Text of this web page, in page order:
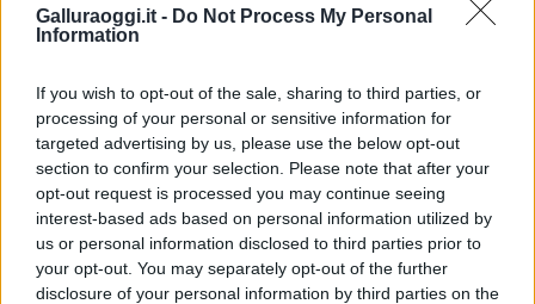
Galluraoggi.it - Do Not Process My Personal
Information
If you wish to opt-out of the sale, sharing to third parties, or
processing of your personal or sensitive information for
targeted advertising by us, please use the below opt-out
section to confirm your selection. Please note that after your
opt-out request is processed you may continue seeing
interest-based ads based on personal information utilized by
us or personal information disclosed to third parties prior to
your opt-out. You may separately opt-out of the further
disclosure of your personal information by third parties on the
NECROLOGIE
Mario Malu
Paolo Pinna